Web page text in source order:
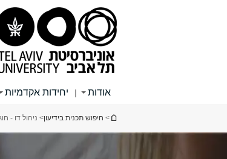
אודות | יחידות אקדמיות
הינך נמצא כאן
> חיפוש תכנית בידיעון> ניהול דו -